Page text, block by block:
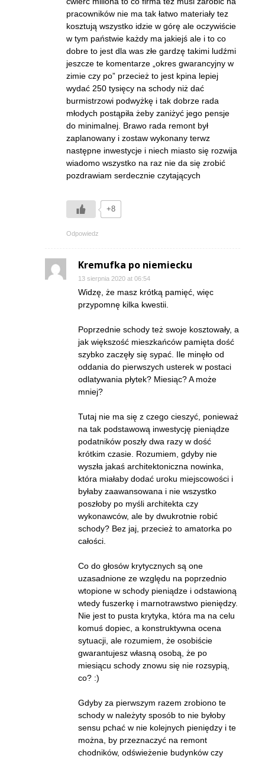
pracowników nie ma tak łatwo materiały tez
kosztują wszystko idzie w górę ale oczywiście
w tym państwie każdy ma jakiejś ale i to co
dobre to jest dla was złe gardzę takimi ludźmi
jeszcze te komentarze „okres gwarancyjny w
zimie czy po” przecież to jest kpina lepiej
wydać 250 tysięcy na schody niż dać
burmistrzowi podwyżkę i tak dobrze rada
młodych postąpiła żeby zaniżyć jego pensje
do minimalnej. Brawo rada remont był
zaplanowany i zostaw wykonany terwz
następne inwestycje i niech miasto się rozwija
wiadomo wszystko na raz nie da się zrobić
pozdrawiam serdecznie czytających
+8
Odpowiedz
Kremufka po niemiecku
13 sierpnia 2020 at 06:54
Widzę, że masz krótką pamięć, więc
przypomnę kilka kwestii.
Poprzednie schody też swoje kosztowały, a
jak większość mieszkańców pamięta dość
szybko zaczęły się sypać. Ile minęło od
oddania do pierwszych usterek w postaci
odlatywania płytek? Miesiąc? A może
mniej?
Tutaj nie ma się z czego cieszyć, ponieważ
na tak podstawową inwestycję pieniądze
podatników poszły dwa razy w dość
krótkim czasie. Rozumiem, gdyby nie
wyszła jakaś architektoniczna nowinka,
która miałaby dodać uroku miejscowości i
byłaby zaawansowana i nie wszystko
poszłoby po myśli architekta czy
wykonawców, ale by dwukrotnie robić
schody? Bez jaj, przecież to amatorka po
całości.
Co do głosów krytycznych są one
uzasadnione ze względu na poprzednio
wtopione w schody pieniądze i odstawioną
wtedy fuszerkę i marnotrawstwo pieniędzy.
Nie jest to pusta krytyka, która ma na celu
komuś dopiec, a konstruktywna ocena
sytuacji, ale rozumiem, że osobiście
gwarantujesz własną osobą, że po
miesiącu schody znowu się nie rozsypią,
co? :)
Gdyby za pierwszym razem zrobiono te
schody w należyty sposób to nie byłoby
sensu pchać w nie kolejnych pieniędzy i te
można, by przeznaczyć na remont
chodników, odświeżenie budynków czy